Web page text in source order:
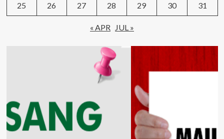
25 26 27 28 29 30 31
« APR JUL »